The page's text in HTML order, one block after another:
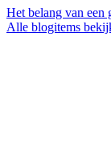
Het belang van een
Alle blogitems